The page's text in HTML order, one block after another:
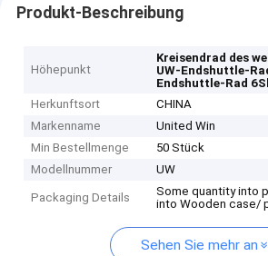
Produkt-Beschreibung
Höhepunkt
Kreisendrad des
UW-Endshuttle-
Endshuttle-Rad
Herkunftsort
CHINA
Markenname
United Win
Min Bestellmenge
50 Stück
Modellnummer
UW
Packaging Details
Some quantity into
into Wooden case/
Sehen Sie mehr an